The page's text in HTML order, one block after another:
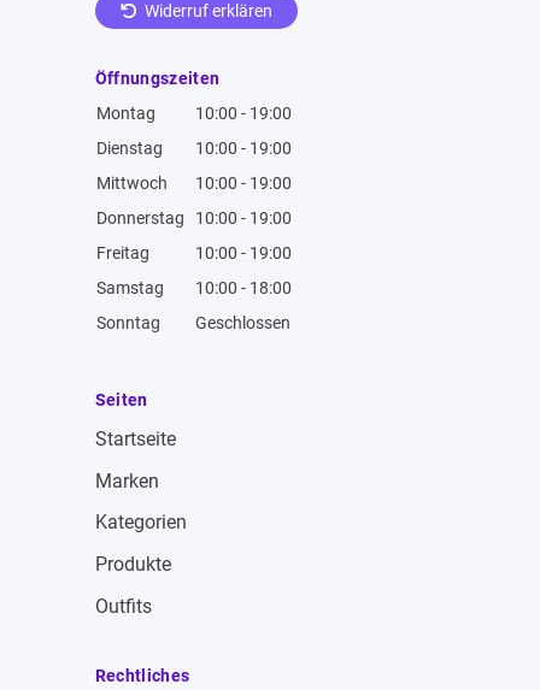
Widerruf erklären
Öffnungszeiten
Montag
10:00 - 19:00
Dienstag
10:00 - 19:00
Mittwoch
10:00 - 19:00
Donnerstag
10:00 - 19:00
Freitag
10:00 - 19:00
Samstag
10:00 - 18:00
Sonntag
Geschlossen
Seiten
Startseite
Marken
Kategorien
Produkte
Outfits
Rechtliches